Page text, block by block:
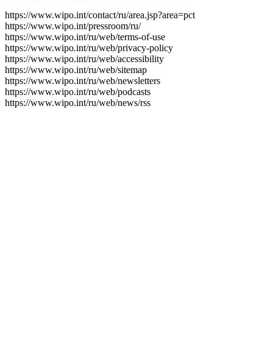
https://www.wipo.int/contact/ru/area.jsp?area=pct
https://www.wipo.int/pressroom/ru/
https://www.wipo.int/ru/web/terms-of-use
https://www.wipo.int/ru/web/privacy-policy
https://www.wipo.int/ru/web/accessibility
https://www.wipo.int/ru/web/sitemap
https://www.wipo.int/ru/web/newsletters
https://www.wipo.int/ru/web/podcasts
https://www.wipo.int/ru/web/news/rss